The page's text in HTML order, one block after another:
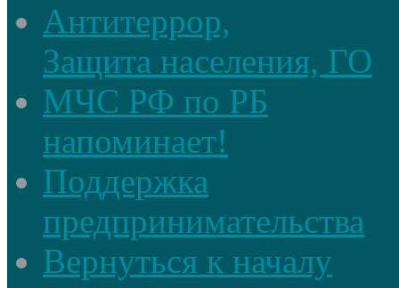
Антитеррор,
Защита населения, ГО
МЧС РФ по РБ
напоминает!
Поддержка
предпринимательства
Вернуться к началу